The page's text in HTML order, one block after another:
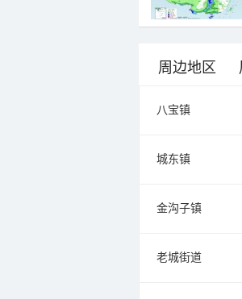
周边地区
八宝镇
城东镇
金沟子镇
老城街道